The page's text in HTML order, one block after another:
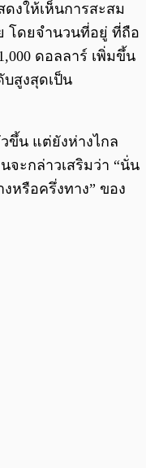
งให้เห็นการสะสม
โดยจำนวนที่อยู่ ที่ถือ
ดอลลาร์ เพิ่มขึ้น
สูงสุดเป็น
ขึ้น แต่ยังห่างไกล
จะกล่าวเสริมว่า “นั่น
หรือครึ่งทาง” ของ